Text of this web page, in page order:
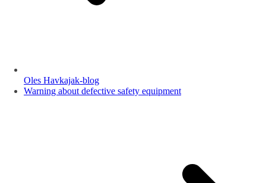
Oles Havkajak-blog
Warning about defective safety equipment